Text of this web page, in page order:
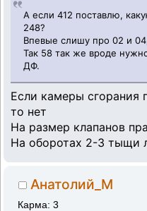
А если 412 поставлю,
248?
Впевые слишу про 02 и 04,
Так 58 так же вроде
ДФ.
Если камеры
то нет
На размер клапанов
На оборотах 2-3 тыщи
Анатолий_М
Карма: 3